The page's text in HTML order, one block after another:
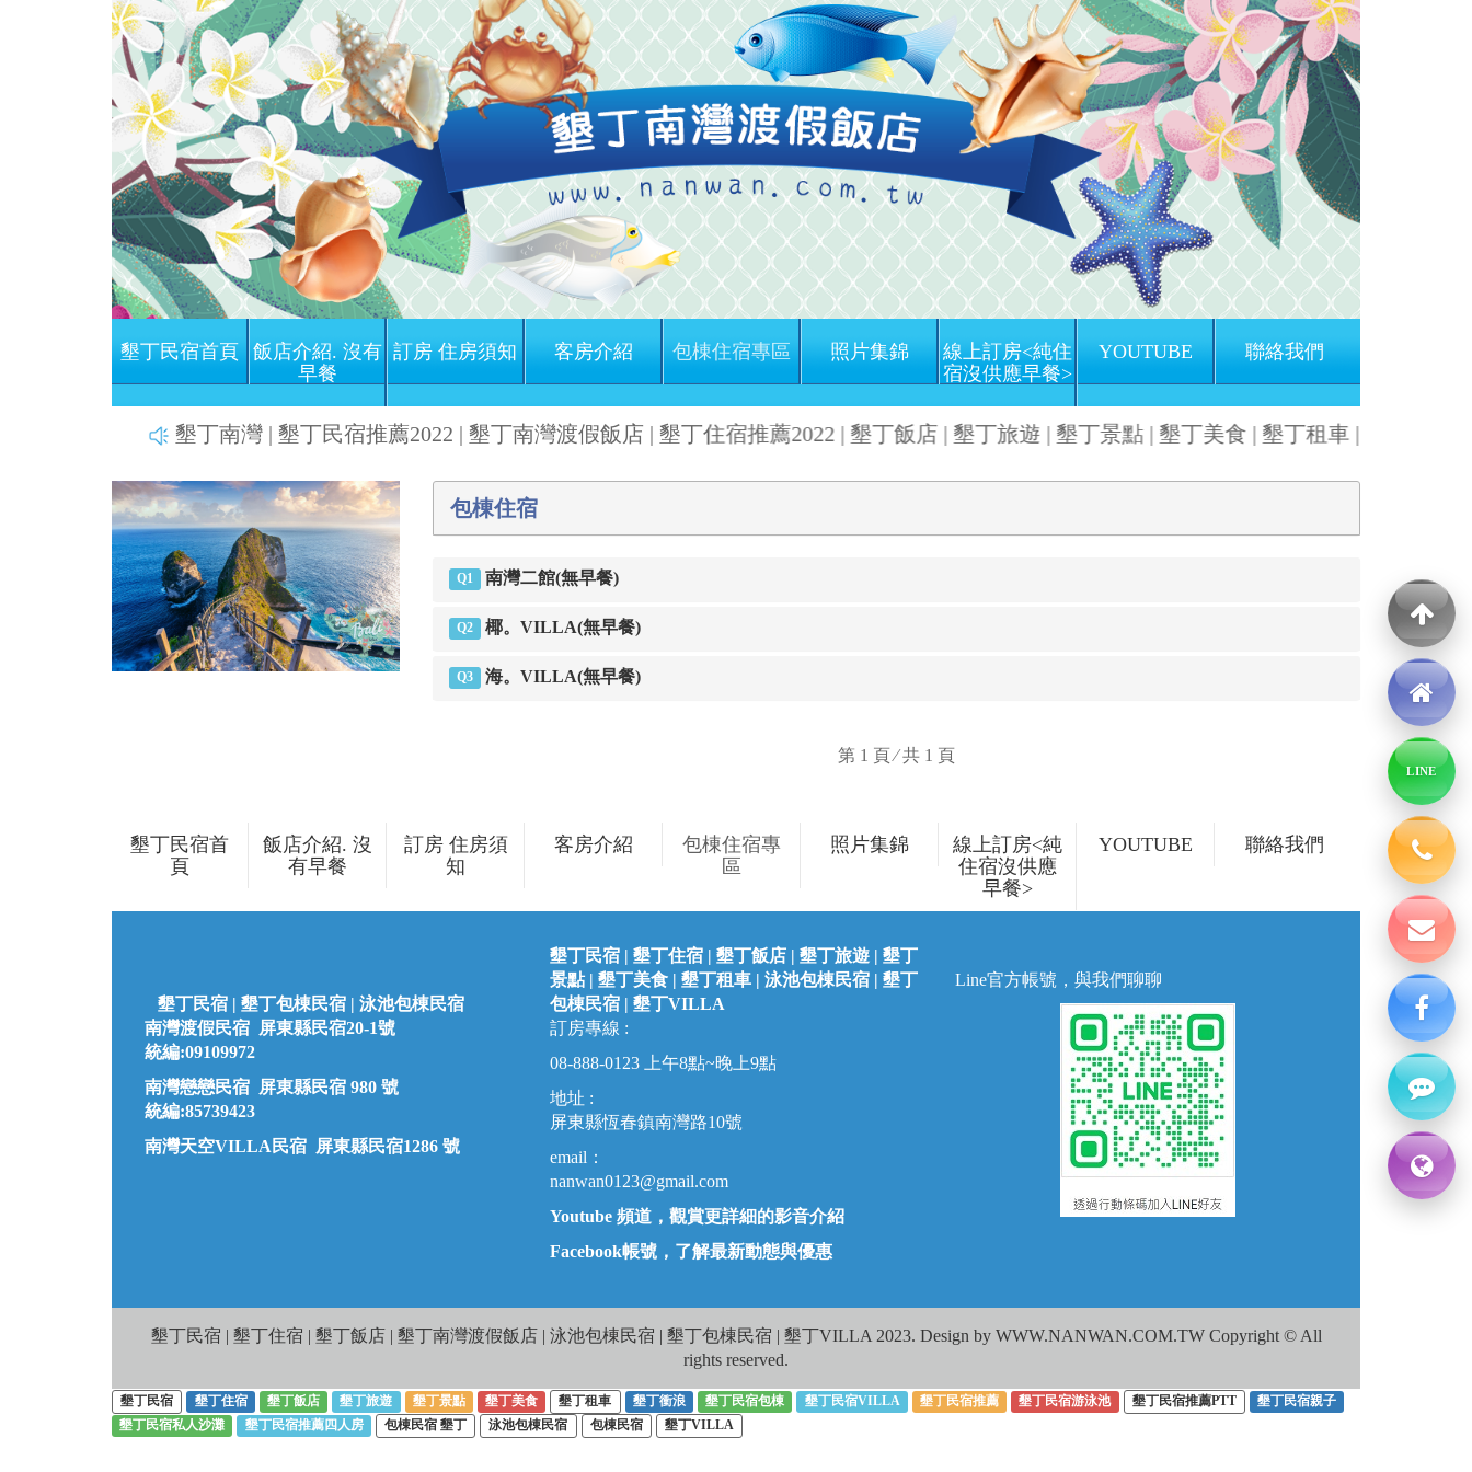
墾丁民宿首頁
飯店介紹. 沒有
早餐
訂房 住房須知 客房介紹 包棟住宿專區 照片集錦
線上訂房<純住
宿沒供應早餐>
YOUTUBE 聯絡我們
墾丁南灣 | 墾丁民宿推薦2022 | 墾丁南灣渡假飯店 | 墾丁住宿推薦2022 | 墾丁飯店 | 墾丁旅遊 | 墾丁景點 | 墾丁美食 | 墾丁租車 | 墾丁衝浪 |
5秒 10秒 15秒
Previous
Next
包棟住宿
Q1 南灣二館(無早餐)
Q2 椰。VILLA(無早餐)
Q3 海。VILLA(無早餐)
第 1 頁 ⁄ 共 1 頁
墾丁民宿首
頁
飯店介紹. 沒
有早餐
訂房 住房須
知
客房介紹
包棟住宿專
區
照片集錦
線上訂房<純
住宿沒供應
早餐>
YOUTUBE 聯絡我們
墾丁民宿 | 墾丁包棟民宿 | 泳池包棟民宿
南灣渡假民宿 屏東縣民宿20-1號
統編:09109972
南灣戀戀民宿 屏東縣民宿 980 號
統編:85739423
南灣天空VILLA民宿 屏東縣民宿1286 號
墾丁民宿 | 墾丁住宿 | 墾丁飯店 | 墾丁旅遊 | 墾丁
景點 | 墾丁美食 | 墾丁租車 | 泳池包棟民宿 | 墾丁
包棟民宿 | 墾丁VILLA
訂房專線 :
08-888-0123 上午8點~晚上9點
地址 :
屏東縣恆春鎮南灣路10號
email：
nanwan0123@gmail.com
Youtube 頻道，觀賞更詳細的影音介紹
Facebook帳號，了解最新動態與優惠
Line官方帳號，與我們聊聊
墾丁民宿 | 墾丁住宿 | 墾丁飯店 | 墾丁南灣渡假飯店 | 泳池包棟民宿 | 墾丁包棟民宿 | 墾丁VILLA 2023. Design by WWW.NANWAN.COM.TW Copyright © All
rights reserved.
墾丁民宿 墾丁住宿 墾丁飯店 墾丁旅遊 墾丁景點 墾丁美食 墾丁租車 墾丁衝浪 墾丁民宿包棟 墾丁民宿VILLA 墾丁民宿推薦 墾丁民宿游泳池 墾丁民宿推薦PTT
墾丁民宿親子
墾丁民宿私人沙灘
墾丁民宿推薦四人房 包棟民宿 墾丁 泳池包棟民宿 包棟民宿 墾丁VILLA
LINE